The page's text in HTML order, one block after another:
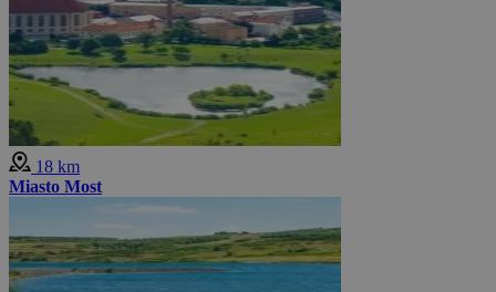
18 km
Miasto Most